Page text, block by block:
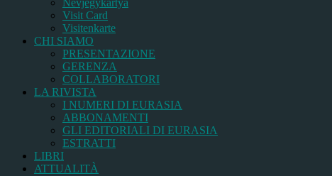
Névjegykártya
Visit Card
Visitenkarte
CHI SIAMO
PRESENTAZIONE
GERENZA
COLLABORATORI
LA RIVISTA
I NUMERI DI EURASIA
ABBONAMENTI
GLI EDITORIALI DI EURASIA
ESTRATTI
LIBRI
ATTUALITÀ